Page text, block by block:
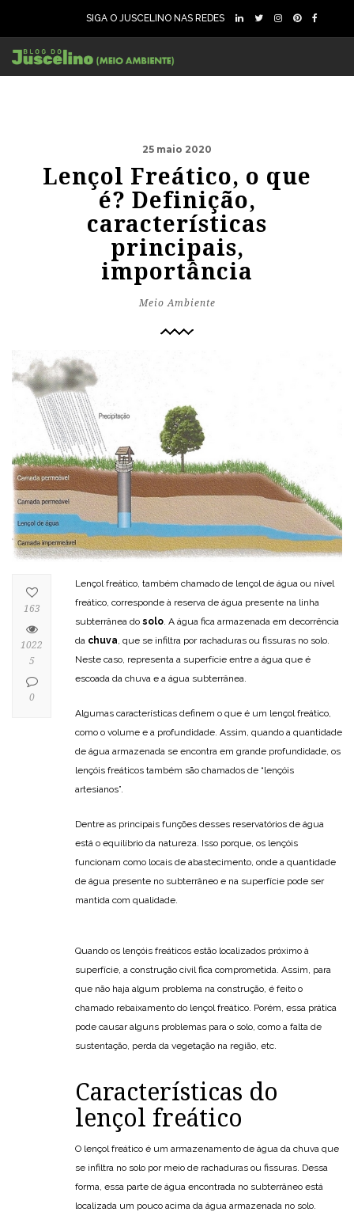
SIGA O JUSCELINO NAS REDES
25 maio 2020
Lençol Freático, o que
é? Definição,
características
principais,
importância
Meio Ambiente
Lençol freático, também chamado de lençol de água ou nível
freático, corresponde à reserva de água presente na linha
subterrânea do solo . A água fica armazenada em decorrência
da chuva , que se infiltra por rachaduras ou fissuras no solo.
Neste caso, representa a superfície entre a água que é
escoada da chuva e a água subterrânea.
Algumas características definem o que é um lençol freático,
como o volume e a profundidade. Assim, quando a quantidade
de água armazenada se encontra em grande profundidade, os
lençóis freáticos também são chamados de “lençóis
artesianos”.
Dentre as principais funções desses reservatórios de água
está o equilíbrio da natureza. Isso porque, os lençóis
funcionam como locais de abastecimento, onde a quantidade
de água presente no subterrâneo e na superfície pode ser
mantida com qualidade.
Quando os lençóis freáticos estão localizados próximo à
superfície, a construção civil fica comprometida. Assim, para
que não haja algum problema na construção, é feito o
chamado rebaixamento do lençol freático. Porém, essa prática
pode causar alguns problemas para o solo, como a falta de
sustentação, perda da vegetação na região, etc.
Características do
lençol freático
O lençol freático é um armazenamento de água da chuva que
se infiltra no solo por meio de rachaduras ou fissuras. Dessa
forma, essa parte de água encontrada no subterrâneo está
localizada um pouco acima da água armazenada no solo.
163
1022
5
0